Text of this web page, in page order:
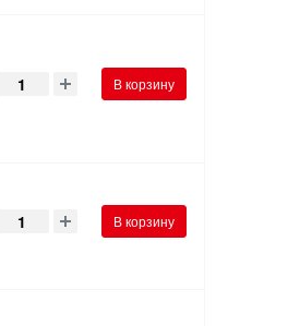
В корзину
В корзину